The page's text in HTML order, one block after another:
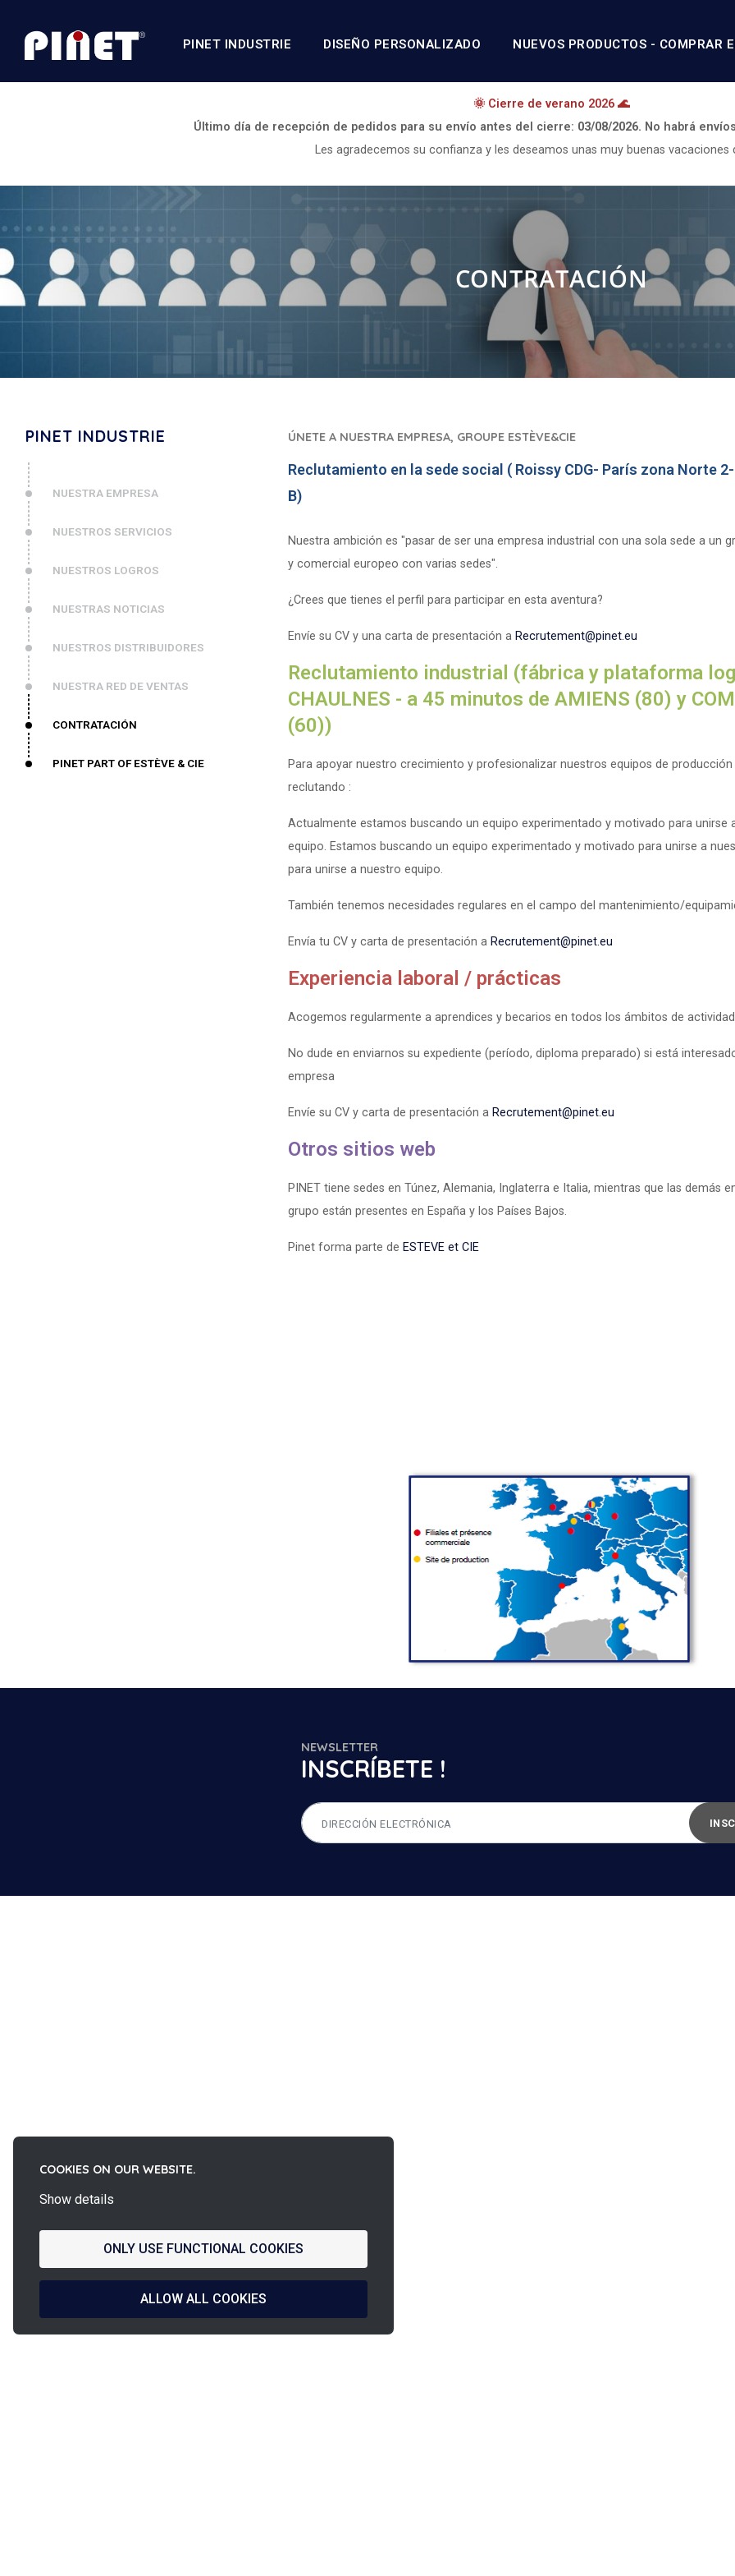
PINET INDUSTRIE DISEÑO PERSONALIZADO NUEVOS PRODUCTOS - COMPRAR
🌞 Cierre de verano 2026 🌊
Último día de recepción de pedidos para su envío antes del cierre: 03/08/2026. No habrá
Les agradecemos su confianza y les deseamos unas muy buenas vacaciones
CONTRATACIÓN
PINET INDUSTRIE
NUESTRA EMPRESA
NUESTROS SERVICIOS
NUESTROS LOGROS
NUESTRAS NOTICIAS
NUESTROS DISTRIBUIDORES
NUESTRA RED DE VENTAS
CONTRATACIÓN
PINET PART OF ESTÈVE & CIE
ÚNETE A NUESTRA EMPRESA, GROUPE ESTÈVE&CIE
Reclutamiento en la sede social ( Roissy CDG- París zona Norte 2-
B)
Nuestra ambición es "pasar de ser una empresa industrial con una sola sede a un
y comercial europeo con varias sedes".
¿Crees que tienes el perfil para participar en esta aventura?
Envíe su CV y una carta de presentación a Recrutement@pinet.eu
Reclutamiento industrial (fábrica y plataforma
CHAULNES - a 45 minutos de AMIENS (80) y
(60))
Para apoyar nuestro crecimiento y profesionalizar nuestros equipos de
reclutando :
Actualmente estamos buscando un equipo experimentado y motivado para unirse
equipo. Estamos buscando un equipo experimentado y motivado para unirse a
para unirse a nuestro equipo.
También tenemos necesidades regulares en el campo del mantenimiento/
Envía tu CV y carta de presentación a Recrutement@pinet.eu
Experiencia laboral / prácticas
Acogemos regularmente a aprendices y becarios en todos los ámbitos de
No dude en enviarnos su expediente (período, diploma preparado) si está
empresa
Envíe su CV y carta de presentación a Recrutement@pinet.eu
Otros sitios web
PINET tiene sedes en Túnez, Alemania, Inglaterra e Italia, mientras que las demás
grupo están presentes en España y los Países Bajos.
Pinet forma parte de ESTEVE et CIE
NEWSLETTER
INSCRÍBETE !
COOKIES ON OUR WEBSITE.
Show details
ONLY USE FUNCTIONAL COOKIES
ALLOW ALL COOKIES